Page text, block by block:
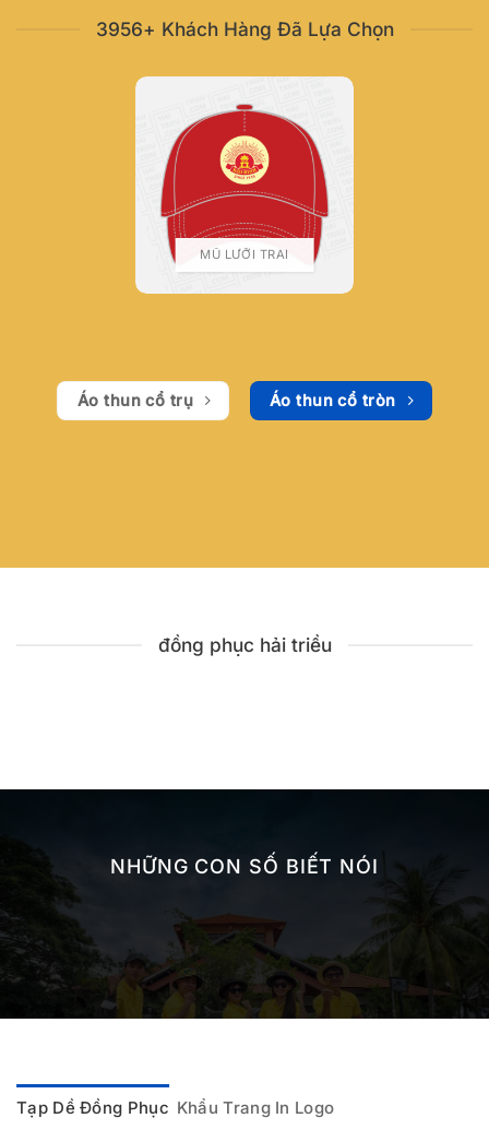
3956+ Khách Hàng Đã Lựa Chọn
MŨ LƯỠI TRAI
Áo thun cổ trụ Áo thun cổ tròn
đồng phục hải triều
NHỮNG CON SỐ BIẾT NÓI
Tạp Dề Đồng Phục Khẩu Trang In Logo